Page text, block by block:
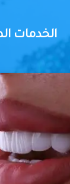
الخدمات